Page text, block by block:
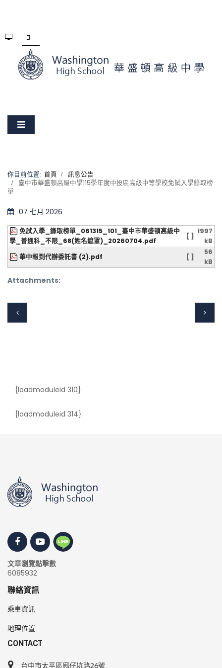
你目前位置: 首頁
訊息公告
臺中市華盛頓高級中學115學年度中投區高級中等學校免試入學錄取榜
單
07 七月 2026
Attachments:
免試入學_錄取榜單_061315_101_臺中市華盛頓高級中
學_普通科_不限_68(姓名遮罩)_20260704.pdf
[ ]
1997
kB
華中報到代辦委託書 (2).pdf
[ ]
56
kB
{loadmoduleid 310}
{loadmoduleid 314}
文章瀏覽點擊數
6085932
聯絡資訊
乘車資訊
地理位置
CONTACT
台中市太平區廍仔坑路26號